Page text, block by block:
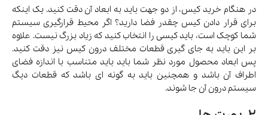
در هنگام خرید کیس، از دو جهت باید به ابعاد آن دقت کنید. یک اینکه
برای قرار دادن کیس چقدر فضا دارید؟ اگر محیط قرارگیری سیستم
شما کوچک است، باید کیسی را انتخاب کنید که زیاد بزرگ نیست. علاوه
بر این باید به جای گیری قطعات مختلف درون کیس نیز دقت کنید.
پس ابعاد محصول مورد نظر شما باید باید متناسب با اندازه فضای
اطراف آن باشد و همچنین باید به گونه ای باشد که قطعات دیگ
سیستم درون آن جا شوند.